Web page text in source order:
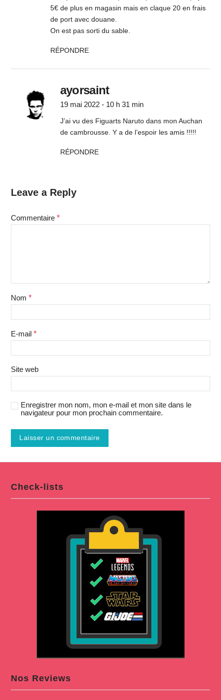
5€ de plus en magasin mais en claque 20 en frais
de port avec douane.
On est pas sorti du sable.
RÉPONDRE
ayorsaint
19 mai 2022 - 10 h 31 min
J’ai vu des Figuarts Naruto dans mon Auchan
de cambrousse. Y a de l’espoir les amis !!!!!
RÉPONDRE
Leave a Reply
Commentaire *
Nom *
E-mail *
Site web
Enregistrer mon nom, mon e-mail et mon site dans le
navigateur pour mon prochain commentaire.
Check-lists
Nos Reviews